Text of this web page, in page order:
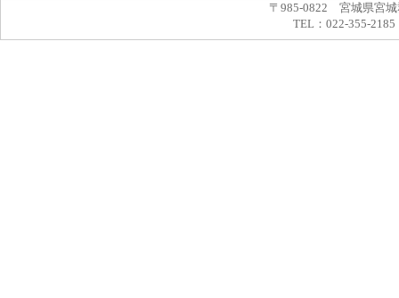
〒985-0822 宮城県宮城
TEL：022-355-